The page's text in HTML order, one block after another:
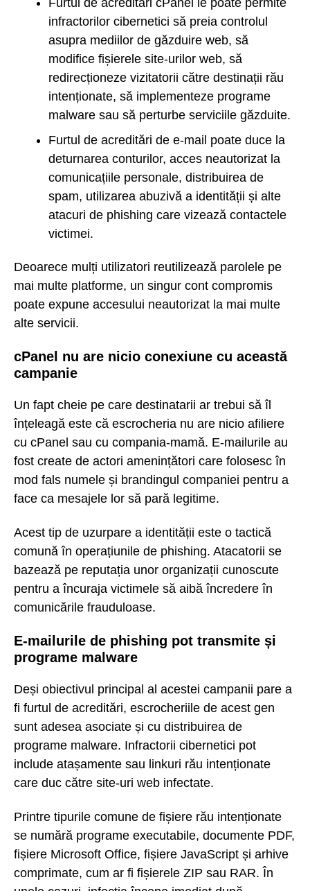
infractorilor cibernetici să preia controlul
asupra mediilor de găzduire web, să
modifice fișierele site-urilor web, să
redirecționeze vizitatorii către destinații rău
intenționate, să implementeze programe
malware sau să perturbe serviciile găzduite.
Furtul de acreditări de e-mail poate duce la
deturnarea conturilor, acces neautorizat la
comunicațiile personale, distribuirea de
spam, utilizarea abuzivă a identității și alte
atacuri de phishing care vizează contactele
victimei.
Deoarece mulți utilizatori reutilizează parolele pe
mai multe platforme, un singur cont compromis
poate expune accesului neautorizat la mai multe
alte servicii.
cPanel nu are nicio conexiune cu această
campanie
Un fapt cheie pe care destinatarii ar trebui să îl
înțeleagă este că escrocheria nu are nicio afiliere
cu cPanel sau cu compania-mamă. E-mailurile au
fost create de actori amenințători care folosesc în
mod fals numele și brandingul companiei pentru a
face ca mesajele lor să pară legitime.
Acest tip de uzurpare a identității este o tactică
comună în operațiunile de phishing. Atacatorii se
bazează pe reputația unor organizații cunoscute
pentru a încuraja victimele să aibă încredere în
comunicările frauduloase.
E-mailurile de phishing pot transmite și
programe malware
Deși obiectivul principal al acestei campanii pare a
fi furtul de acreditări, escrocheriile de acest gen
sunt adesea asociate și cu distribuirea de
programe malware. Infractorii cibernetici pot
include atașamente sau linkuri rău intenționate
care duc către site-uri web infectate.
Printre tipurile comune de fișiere rău intenționate
se numără programe executabile, documente PDF,
fișiere Microsoft Office, fișiere JavaScript și arhive
comprimate, cum ar fi fișierele ZIP sau RAR. În